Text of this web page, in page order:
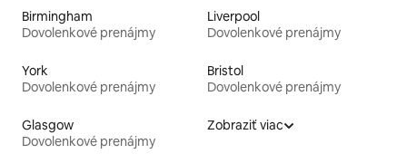
Birmingham
Dovolenkové prenájmy
Liverpool
Dovolenkové prenájmy
York
Dovolenkové prenájmy
Bristol
Dovolenkové prenájmy
Glasgow
Dovolenkové prenájmy
Zobraziť viac